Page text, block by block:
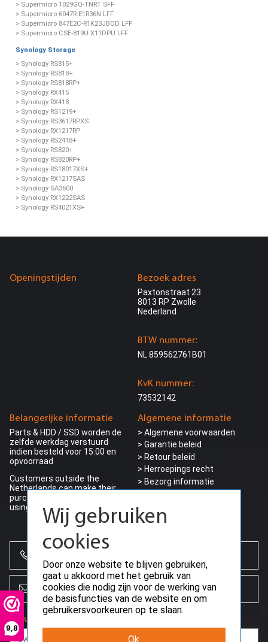
9,8
> Supermicro 1029GQ-TNRT SFF
> Supermicro 6047R-E1R36N LFF
> Supermicro 847E2C-R1K23JBOD LFF
> Supermicro CSE-819U X11DPU LFF
Synology Storage
> Synology RS815+
> Synology RS818+
> Synology RS818RP+
> Synology RX415
> Synology RX418
> Synology RS1219+
> Synology RS3617RPXS
> Synology RX1217RP
> Synology RS2418+
> Synology RS820+
> Synology RS820RP+
> Synology RS18017XS+
> Synology RX1217SAS
> Synology SA3600
> Synology RX1222SAS
> Synology RS4021XS+
Openingstijden
Belangerijke informatie
Parts & HDD / SSD worden de
zelfde werkdag verstuurd
indien besteld voor 15:00 en
opvoorraad
Customers outside the
Netherlands can make their
purchase ding VAT (0%) by
using a valid EU-VAT number
Algemene informatie
> Algemene voorwaarden
> Garantie beleid
> Retour beleid
> Herroepings recht
> Bezorg informatie
> Betalings voorwaarden
> Betaalmogelijkheden
Bezoek adres
Paxtonstraat 23
8013 RP Zwolle
Nederland
BTW nummer:
NL 859562761B01
KvK nummer:
73532142
info@creoserver.com
Nieuwsbrief
Wij gebruiken
cookies
Door onze website te blijven gebruiken,
gaat u akkoord met het gebruik van
cookies die nodig zijn voor de werking van
de basisfuncties van de website en om
gebruikersvoorkeuren op te slaan.
Ok